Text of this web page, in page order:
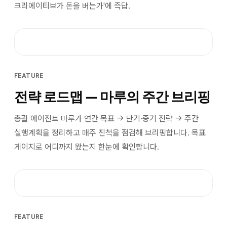
크리에이티브가 돈을 버는가'에 즉답.
FEATURE
전략 로드맵 — 마루의 주간 브리핑
총괄 에이전트 마루가 연간 목표 → 단기·중기 전략 → 주간
실행계획을 정리하고 매주 진척을 점검해 브리핑합니다. 목표
게이지로 어디까지 왔는지 한눈에 확인합니다.
FEATURE